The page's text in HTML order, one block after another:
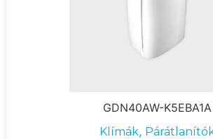
GDN40AW-K5EBA1A
Klímák,